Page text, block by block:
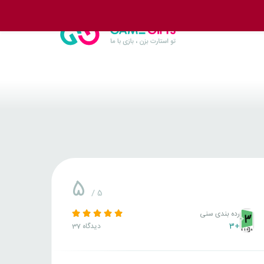
رده بندی سنی
+3
5 / 5
37 دیدگاه